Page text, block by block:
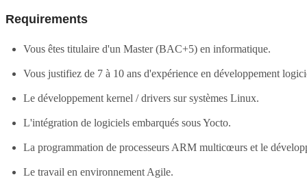
Requirements
Vous êtes titulaire d'un Master (BAC+5) en informatique.
Vous justifiez de 7 à 10 ans d'expérience en développement
Le développement kernel / drivers sur systèmes Linux.
L'intégration de logiciels embarqués sous Yocto.
La programmation de processeurs ARM multicœurs et le
Le travail en environnement Agile.